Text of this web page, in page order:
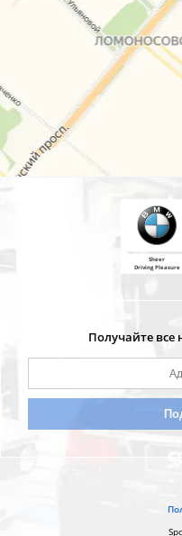
Sheer
Driving Pleasure
Получайте все